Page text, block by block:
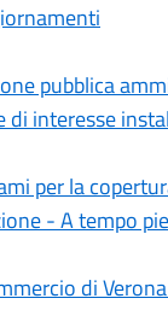
pubblica
interesse
per la
- A tempo
di